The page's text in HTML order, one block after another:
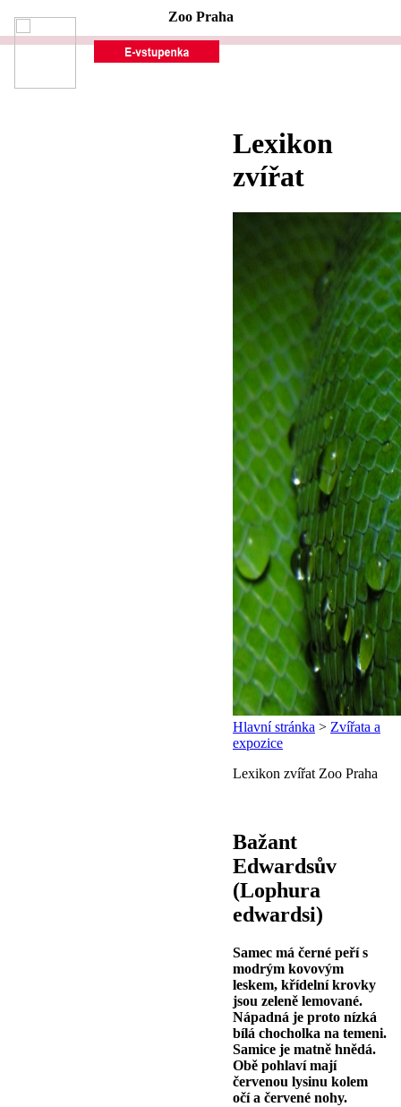
Zoo Praha
Lexikon
zvířat
Hlavní stránka > Zvířata a
expozice
Lexikon zvířat Zoo Praha
Bažant
Edwardsův
(Lophura
edwardsi)
Samec má černé peří s
modrým kovovým
leskem, křídelní krovky
jsou zeleně lemované.
Nápadná je proto nízká
bílá chocholka na temeni.
Samice je matně hnědá.
Obě pohlaví mají
červenou lysinu kolem
očí a červené nohy.